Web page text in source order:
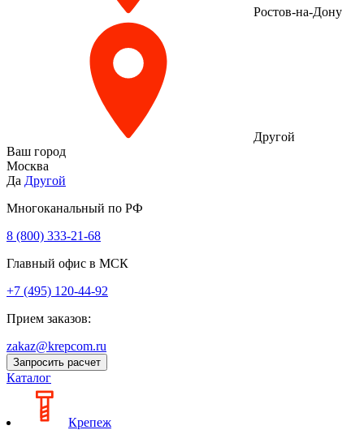
Ростов-на-Дону
Другой
Ваш город
Москва
Да Другой
Многоканальный по РФ
8 (800) 333‑21-68
Главный офис в МСК
+7 (495) 120-44-92
Прием заказов:
zakaz@krepcom.ru
Запросить расчет
Каталог
Крепеж